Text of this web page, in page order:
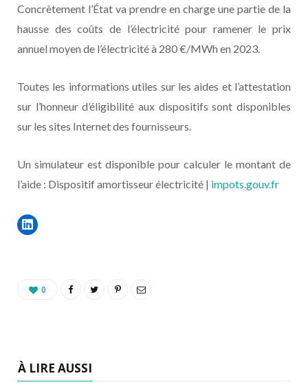
Concrètement l’État va prendre en charge une partie de la
hausse des coûts de l’électricité pour ramener le prix
annuel moyen de l’électricité à 280 €/MWh en 2023.
Toutes les informations utiles sur les aides et l’attestation
sur l’honneur d’éligibilité aux dispositifs sont disponibles
sur les sites Internet des fournisseurs.
Un simulateur est disponible pour calculer le montant de
l’aide : Dispositif amortisseur électricité | impots.gouv.fr
0
À LIRE AUSSI